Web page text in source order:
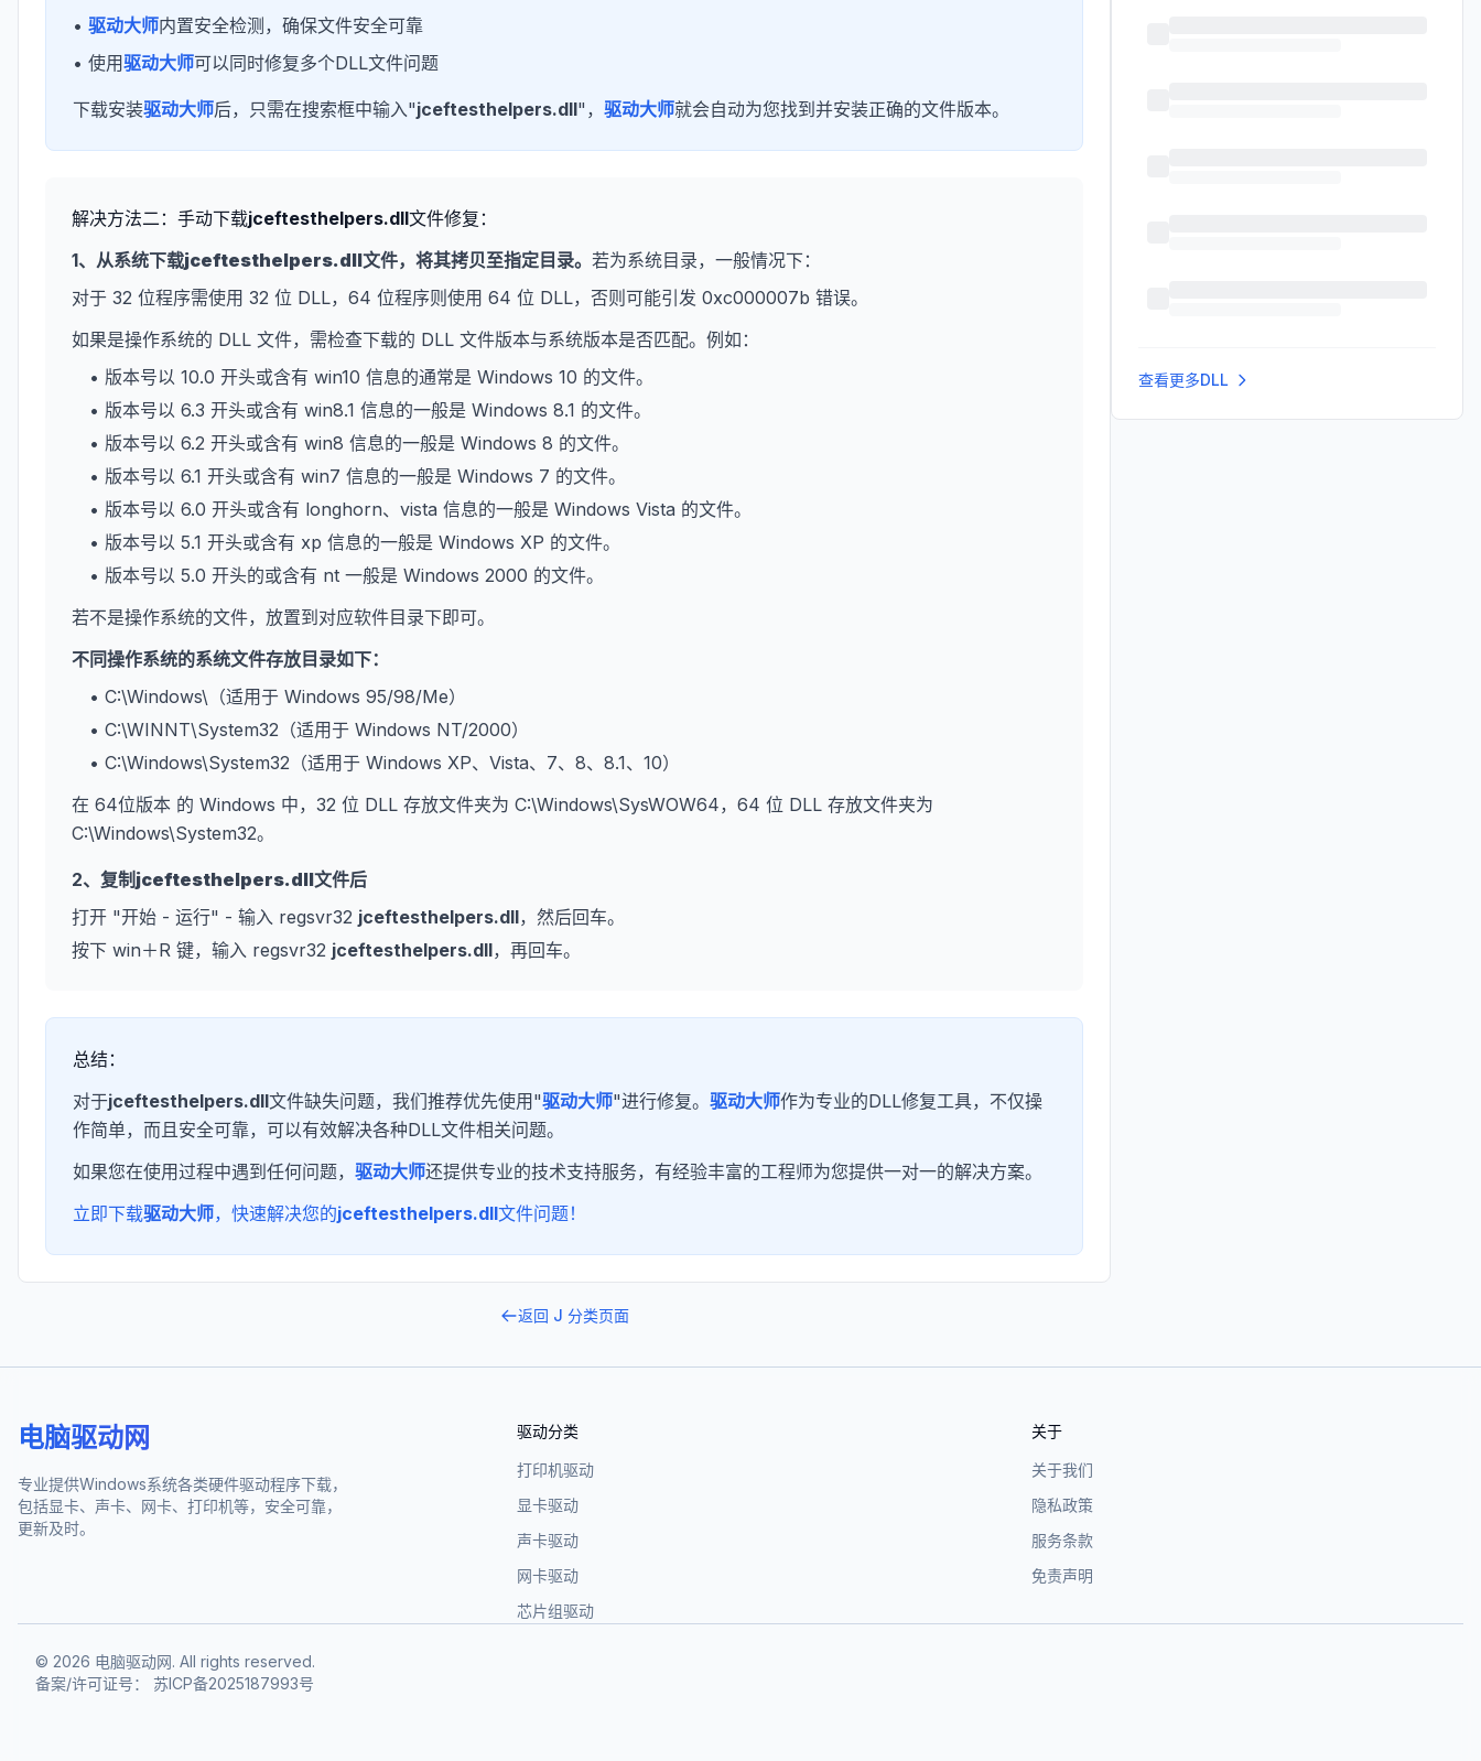
• 驱动大师内置安全检测，确保文件安全可靠
• 使用驱动大师可以同时修复多个DLL文件问题
下载安装驱动大师后，只需在搜索框中输入"jceftesthelpers.dll"， 驱动大师就会自动为您找到并安装正确的文件版本。
解决方法二：手动下载jceftesthelpers.dll文件修复：
1、从系统下载jceftesthelpers.dll文件，将其拷贝至指定目录。 若为系统目录，一般情况下：
对于 32 位程序需使用 32 位 DLL，64 位程序则使用 64 位 DLL，否则可能引发 0xc000007b 错误。
如果是操作系统的 DLL 文件，需检查下载的 DLL 文件版本与系统版本是否匹配。例如：
• 版本号以 10.0 开头或含有 win10 信息的通常是 Windows 10 的文件。
• 版本号以 6.3 开头或含有 win8.1 信息的一般是 Windows 8.1 的文件。
• 版本号以 6.2 开头或含有 win8 信息的一般是 Windows 8 的文件。
• 版本号以 6.1 开头或含有 win7 信息的一般是 Windows 7 的文件。
• 版本号以 6.0 开头或含有 longhorn、vista 信息的一般是 Windows Vista 的文件。
• 版本号以 5.1 开头或含有 xp 信息的一般是 Windows XP 的文件。
• 版本号以 5.0 开头的或含有 nt 一般是 Windows 2000 的文件。
若不是操作系统的文件，放置到对应软件目录下即可。
不同操作系统的系统文件存放目录如下：
• C:\Windows\（适用于 Windows 95/98/Me）
• C:\WINNT\System32（适用于 Windows NT/2000）
• C:\Windows\System32（适用于 Windows XP、Vista、7、8、8.1、10）
在 64位版本 的 Windows 中，32 位 DLL 存放文件夹为 C:\Windows\SysWOW64，64 位 DLL 存放文件夹为
C:\Windows\System32。
2、复制 jceftesthelpers.dll文件后
打开 "开始 - 运行" - 输入 regsvr32 jceftesthelpers.dll，然后回车。
按下 win＋R 键，输入 regsvr32 jceftesthelpers.dll，再回车。
总结：
对于jceftesthelpers.dll文件缺失问题，我们推荐优先使用"驱动大师"进行修复。 驱动大师作为专业的DLL修复工具，不仅操
作简单，而且安全可靠，可以有效解决各种DLL文件相关问题。
如果您在使用过程中遇到任何问题， 驱动大师还提供专业的技术支持服务，有经验丰富的工程师为您提供一对一的解决方案。
立即下载驱动大师，快速解决您的jceftesthelpers.dll文件问题！
返回 J 分类页面
查看更多DLL
电脑驱动网
专业提供Windows系统各类硬件驱动程序下载，
包括显卡、声卡、网卡、打印机等，安全可靠，
更新及时。
驱动分类
打印机驱动
显卡驱动
声卡驱动
网卡驱动
芯片组驱动
关于
关于我们
隐私政策
服务条款
免责声明
© 2026 电脑驱动网. All rights reserved.
备案/许可证号：
苏ICP备2025187993号